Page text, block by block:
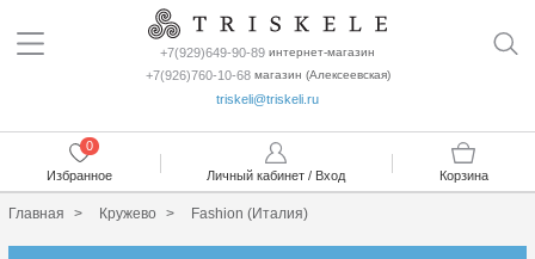
+7(929)649-90-89 интернет-магазин
+7(926)760-10-68магазин (Алексеевская)
triskeli@triskeli.ru
Избранное
0
Личный кабинет / Вход Корзина
Главная Кружево Fashion (Италия)